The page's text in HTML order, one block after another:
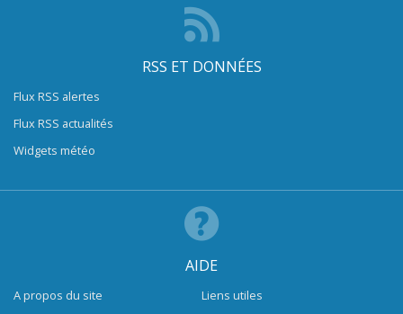
RSS ET DONNÉES
Flux RSS alertes
Flux RSS actualités
Widgets météo
AIDE
A propos du site
Liens utiles